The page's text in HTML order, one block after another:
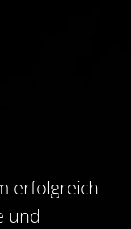
erfolgreich
und